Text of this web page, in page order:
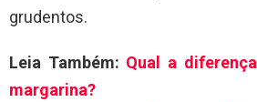
grudentos.
Leia Também: Qual a
margarina?